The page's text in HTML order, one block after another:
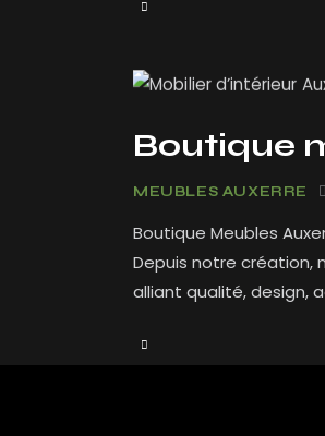
Boutique
MEUBLES AUXERRE
Boutique Meubles
Depuis notre création,
alliant qualité, design,